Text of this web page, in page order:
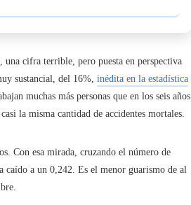
una cifra terrible, pero puesta en perspectiva
sustancial, del 16%, inédita en la estadística
muchas más personas que en los seis años
la misma cantidad de accidentes mortales.
Con esa mirada, cruzando el número de
caído a un 0,242. Es el menor guarismo de al